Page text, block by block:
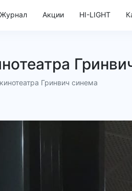
Журнал Акции HI-LIGHT
Гринвич синема